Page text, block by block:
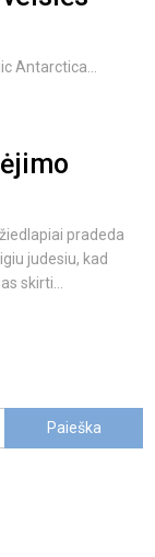
Antarctica...
pradeda
judesiu, kad
skirti...